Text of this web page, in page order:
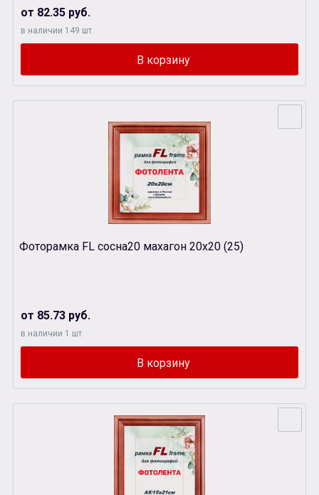
от 82.35 руб.
в наличии 149 шт.
Фоторамка FL сосна20 махагон 20х20 (25)
от 85.73 руб.
в наличии 1 шт.